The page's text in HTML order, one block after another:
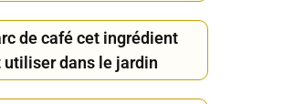
de café cet ingrédient
utiliser dans le jardin